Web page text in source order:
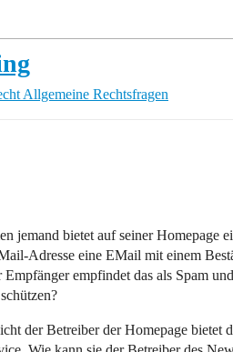
Allgemeine Rechtsfragen
jemand bietet auf seiner Homepage
Adresse eine EMail mit einem
Empfänger empfindet das als Spam
der Betreiber der Homepage bietet